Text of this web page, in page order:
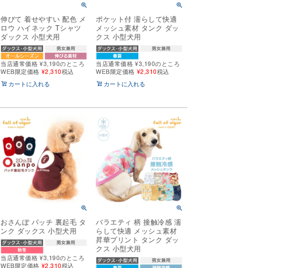
伸びて 着せやすい 配色 メ
ロウ ハイネック Tシャツ
ダックス 小型犬用
当店通常価格 ¥3,190のところ
WEB限定価格 ¥2,310税込
カートに入れる
ポケット付 濡らして快適
メッシュ素材 タンク ダッ
クス 小型犬用
当店通常価格 ¥3,190のところ
WEB限定価格 ¥2,310税込
カートに入れる
おさんぽ パッチ 裏起毛 タ
ンク ダックス 小型犬用
当店通常価格 ¥3,190のところ
WEB限定価格 ¥2,310税込
バラエティ 柄 接触冷感 濡
らして快適 メッシュ素材
昇華プリント タンク ダッ
クス 小型犬用